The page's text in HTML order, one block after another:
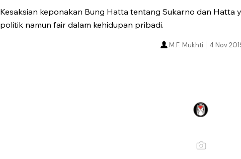
Kesaksian keponakan Bung Hatta tentang Sukarno dan Hatta
politik namun fair dalam kehidupan pribadi.
4 Nov
M.F. Mukhti